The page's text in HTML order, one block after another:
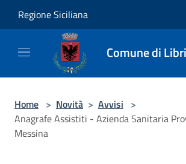
Regione Siciliana
Comune di
Home > Novità > Avvisi >
Anagrafe Assistiti - Azienda Sanitaria
Messina